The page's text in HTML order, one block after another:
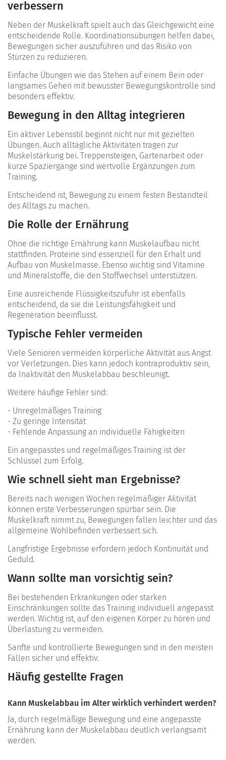
verbessern
Neben der Muskelkraft spielt auch das Gleichgewicht eine
entscheidende Rolle. Koordinationsübungen helfen dabei,
Bewegungen sicher auszuführen und das Risiko von
Stürzen zu reduzieren.
Einfache Übungen wie das Stehen auf einem Bein oder
langsames Gehen mit bewusster Bewegungskontrolle sind
besonders effektiv.
Bewegung in den Alltag integrieren
Ein aktiver Lebensstil beginnt nicht nur mit gezielten
Übungen. Auch alltägliche Aktivitäten tragen zur
Muskelstärkung bei. Treppensteigen, Gartenarbeit oder
kurze Spaziergänge sind wertvolle Ergänzungen zum
Training.
Entscheidend ist, Bewegung zu einem festen Bestandteil
des Alltags zu machen.
Die Rolle der Ernährung
Ohne die richtige Ernährung kann Muskelaufbau nicht
stattfinden. Proteine sind essenziell für den Erhalt und
Aufbau von Muskelmasse. Ebenso wichtig sind Vitamine
und Mineralstoffe, die den Stoffwechsel unterstützen.
Eine ausreichende Flüssigkeitszufuhr ist ebenfalls
entscheidend, da sie die Leistungsfähigkeit und
Regeneration beeinflusst.
Typische Fehler vermeiden
Viele Senioren vermeiden körperliche Aktivität aus Angst
vor Verletzungen. Dies kann jedoch kontraproduktiv sein,
da Inaktivität den Muskelabbau beschleunigt.
Weitere häufige Fehler sind:
- Unregelmäßiges Training
- Zu geringe Intensität
- Fehlende Anpassung an individuelle Fähigkeiten
Ein angepasstes und regelmäßiges Training ist der
Schlüssel zum Erfolg.
Wie schnell sieht man Ergebnisse?
Bereits nach wenigen Wochen regelmäßiger Aktivität
können erste Verbesserungen spürbar sein. Die
Muskelkraft nimmt zu, Bewegungen fallen leichter und das
allgemeine Wohlbefinden verbessert sich.
Langfristige Ergebnisse erfordern jedoch Kontinuität und
Geduld.
Wann sollte man vorsichtig sein?
Bei bestehenden Erkrankungen oder starken
Einschränkungen sollte das Training individuell angepasst
werden. Wichtig ist, auf den eigenen Körper zu hören und
Überlastung zu vermeiden.
Sanfte und kontrollierte Bewegungen sind in den meisten
Fällen sicher und effektiv.
Häufig gestellte Fragen
Kann Muskelabbau im Alter wirklich verhindert werden?
Ja, durch regelmäßige Bewegung und eine angepasste
Ernährung kann der Muskelabbau deutlich verlangsamt
werden.